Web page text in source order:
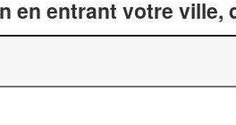
en entrant votre